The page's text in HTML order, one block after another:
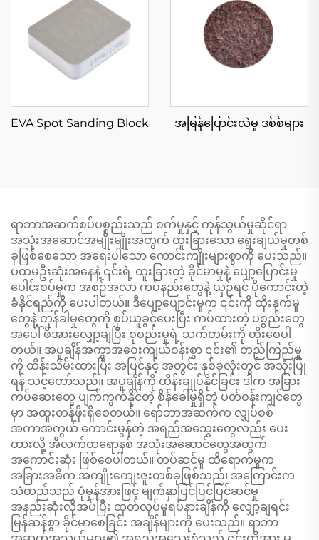
EVA Spot Sanding Block အမြန်ပြောင်းလဲမှု ဒစ်စ်များ
ရာဘာအဆက်စပ်ပစ္စည်းသည် စက်မှုနှင့် ကုန်သွယ်မှုဆိုင်ရာ
အသုံးအဆောင်အမျိုးမျိုးအတွက် ထူးခြားသော ရွေးချယ်မှုတစ်
ခုဖြစ်စေသော အရေးပါသော ကောင်းကျိုးများစွာကို ပေးသည်။
ပထမဦးဆုံးအနေနဲ့ ၎င်းရဲ့ ထူးခြားတဲ့ ခိုင်မာမှုနဲ့ ပျော့ပြောင်းမှု
ပေါင်းစပ်မှုက အစဉ်အလာ ကပ်နည်းတွေနဲ့ ယှဉ်ရင် ပိုကောင်းတဲ့
ခံနိုင်ရည်ကို ပေးပါတယ်။ ဒီပျော့ပျောင်းမှုက ၎င်းကို ထိုးနှက်မှု
တွေနဲ့ တုန်ခါမှုတွေကို စုပ်ယူခွင့်ပေးပြီး ကပ်ထားတဲ့ ပစ္စည်းတွေ
အပေါ် ဖိအားလျှော့ချပြီး စုစည်းမှုရဲ့ သက်တမ်းကို တိုးစေပါ
တယ်။ အပူချိန်အကွာအဝေးကျယ်ဝန်းစွာ ၎င်း၏ တည်ကြည်မှု
ကို ထိန်းသိမ်းထားပြီး အပြင်နှင့် အတွင်း နှစ်ခုလုံးတွင် အသုံးပြု
ရန် သင့်တော်သည်။ အပူချိန်ကို ထိန်းချုပ်နိုင်ခြင်း ဒါက အခြား
ကပ်ဆေးတွေ ပျက်ကွက်နိုင်တဲ့ စိန်ခေါ်မှုရှိတဲ့ ပတ်ဝန်းကျင်တွေ
မှာ အထူးတန်ဖိုးရှိစေတယ်။ ရော်ဘာအဆက်က လျှပ်စစ်
အကာအကွယ် ကောင်းမွန်တဲ့ အရည်အသွေးတွေလည်း ပေး
ထားလို့ အီလက်ထရောနစ် အသုံးအဆောင်တွေအတွက်
အကောင်းဆုံး ဖြစ်စေပါတယ်။ တပ်ဆင်မှု ထိရောက်မှုက
အခြားအဓိက အကျိုးကျေးဇူးတစ်ခုဖြစ်သည်၊ အကြောင်းက
သံထည်သည် ပုံမှန်အားဖြင့် မျက်နှာပြင်ပြင်ပြင်ဆင်မှု
အနည်းဆုံးလိုအပ်ပြီး ထုတ်လုပ်မှုရပ်နားချိန်ကို လျှော့ချရင်း
မြန်ဆန်စွာ ခိုင်မာစေခြင်း အချိန်များကို ပေးသည်။ ရာဘာ